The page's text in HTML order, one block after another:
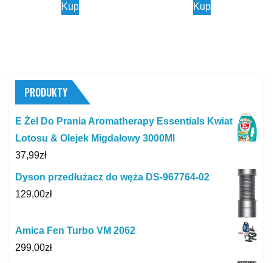
Kup Kup
PRODUKTY
E Żel Do Prania Aromatherapy Essentials Kwiat
Lotosu & Olejek Migdałowy 3000Ml
37,99zł
Dyson przedłużacz do węża DS-967764-02
129,00zł
Amica Fen Turbo VM 2062
299,00zł